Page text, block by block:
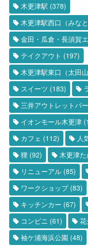
木更津駅 (378)
木更津駅西口（みな
金田・瓜倉・長須賀
テイクアウト (197)
木更津駅東口（太田
スイーツ (183)
三井アウトレットパ
イオンモール木更津
カフェ (112) 人
狸 (92) 木更津
リニューアル (85)
ワークショップ(83)
キッチンカー (67)
コンビニ (61) 花
袖ケ浦海浜公園 (48)